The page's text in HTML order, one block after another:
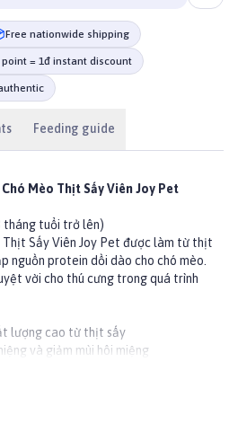
Free nationwide shipping
point = 1đ instant discount
Feeding guide
Mèo Thịt Sấy Viên Joy Pet
tháng tuổi trở lên)
Thịt Sấy Viên Joy Pet được làm từ thịt
nguồn protein dồi dào cho chó mèo.
vời cho thú cưng trong quá trình
lượng cao từ thịt sấy
và giảm mùi hôi miệng
cho chó và mèo trong quá trình huấn